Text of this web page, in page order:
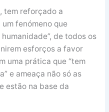
tem reforçado a
fenómeno que
de todos os
esforços a favor
uma prática que “tem
e ameaça não só as
estão na base da